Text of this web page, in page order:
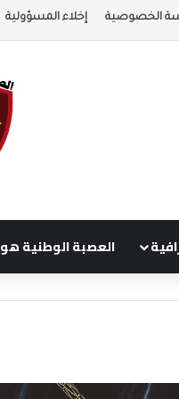
الخصوصية إخلاء المسؤولية
العصبة الوطنية